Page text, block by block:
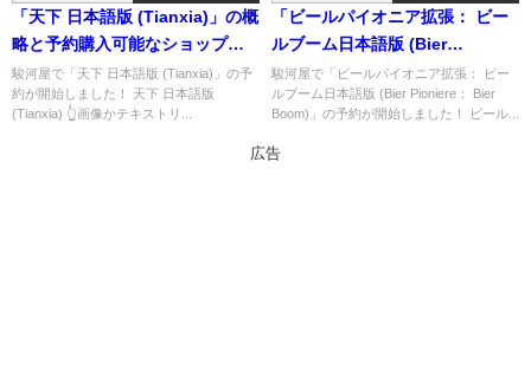
「天下 日本語版 (Tianxia)」の概
略と予約購入可能なショップ紹
介！
駿河屋で「天下 日本語版 (Tianxia)」の予
約が開始しました！ 天下 日本語版
(Tianxia) 👆画像かテキストリ...
「ビールパイオニア拡張： ビー
ルブーム日本語版 (Bier
Pioniere： Bier Boom)」の概略
と予約購入可能なショップ紹
駿河屋で「ビールパイオニア拡張： ビー
ルブーム日本語版 (Bier Pioniere： Bier
Boom)」の予約が開始しました！ ビール...
広告